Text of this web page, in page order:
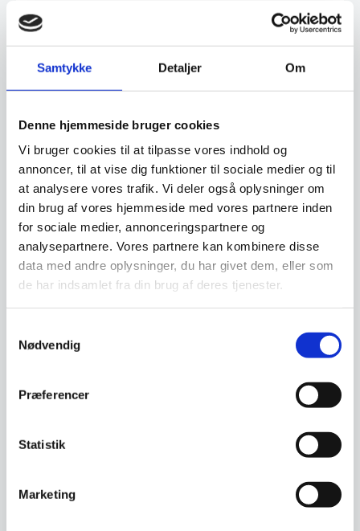
Samtykke Detaljer Om
Denne hjemmeside bruger cookies
Vi bruger cookies til at tilpasse vores indhold og
annoncer, til at vise dig funktioner til sociale medier og til
at analysere vores trafik. Vi deler også oplysninger om
din brug af vores hjemmeside med vores partnere inden
for sociale medier, annonceringspartnere og
analysepartnere. Vores partnere kan kombinere disse
data med andre oplysninger, du har givet dem, eller som
de har indsamlet fra din brug af deres tjenester.
Nødvendig
Præferencer
Statistik
Marketing
Skaftet er fremstillet i mørkt pakkawood med
tydelige træårer, som giver et elegant og
naturligt udtryk samt en glat, buet form, der
sikrer et sikkert og behageligt greb.
Overgangen mellem skaft og klinge er poleret
og professionel finish. Skaftmaterialet er
behandlet for øget modstandsdygtighed over
for bakterier og fugt, hvilket forbedrer
hygiejnen og levetiden. Kombinationen af
ergonomi og slidstyrke gør kniven til et
pålideligt værktøj, der reducerer træthed ved
langvarig brug og sikrer præcise snit i travle
køkkener – ideel til både hobbykokke og
professionelle.
Vi prismatcher - Klik her